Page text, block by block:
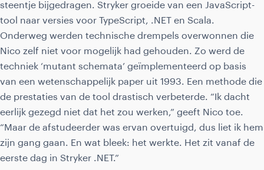
steentje bijgedragen. Stryker groeide van een JavaScript-
tool naar versies voor TypeScript, .NET en Scala.
Onderweg werden technische drempels overwonnen die
Nico zelf niet voor mogelijk had gehouden. Zo werd de
techniek ‘mutant schemata’ geïmplementeerd op basis
van een wetenschappelijk paper uit 1993. Een methode die
de prestaties van de tool drastisch verbeterde. “Ik dacht
eerlijk gezegd niet dat het zou werken,” geeft Nico toe.
“Maar de afstudeerder was ervan overtuigd, dus liet ik hem
zijn gang gaan. En wat bleek: het werkte. Het zit vanaf de
eerste dag in Stryker .NET.”